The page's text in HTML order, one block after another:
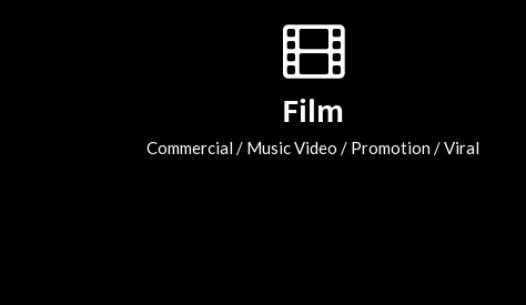
Film
Commercial / Music Video / Promotion / Viral